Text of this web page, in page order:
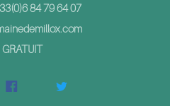
84 79 64 07
GRATUIT